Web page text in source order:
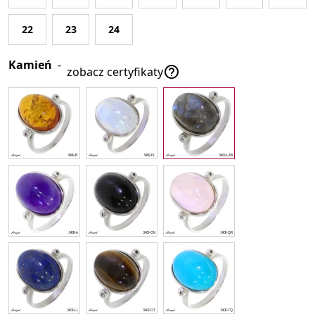
22 23 24
Kamień - zobacz certyfikaty